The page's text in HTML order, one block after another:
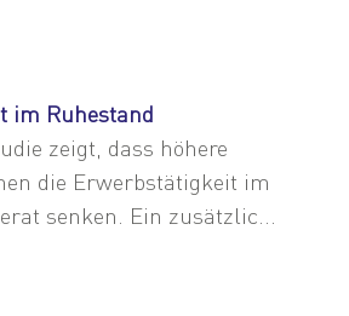
im Ruhestand
zeigt, dass höhere
die Erwerbstätigkeit im
senken. Ein zusätzlic...